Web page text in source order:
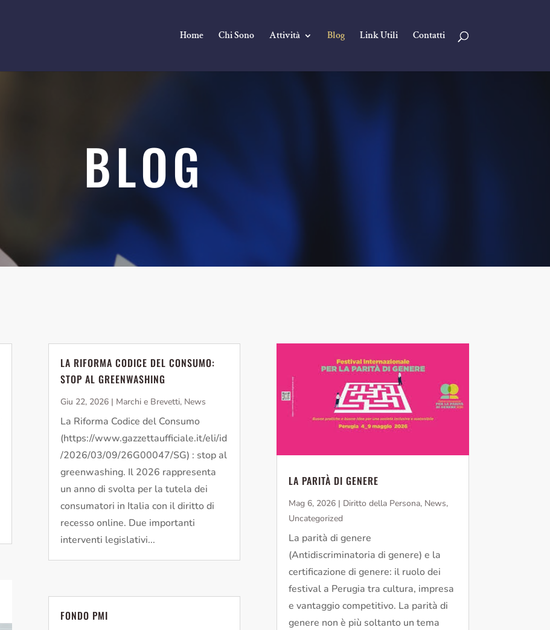
Home Chi Sono Attività Blog Link Utili Contatti
BLOG
LA RIFORMA CODICE DEL CONSUMO:
STOP AL GREENWASHING
Giu 22, 2026| Marchi e Brevetti, News
La Riforma Codice del Consumo
(https://www.gazzettaufficiale.it/eli/id
/2026/03/09/26G00047/SG) : stop al
greenwashing. Il 2026 rappresenta
un anno di svolta per la tutela dei
consumatori in Italia con il diritto di
recesso online. Due importanti
interventi legislativi...
FONDO PMI
LA PARITÀ DI GENERE
Mag 6, 2026| Diritto della Persona, News,
Uncategorized
La parità di genere
(Antidiscriminatoria di genere) e la
certificazione di genere: il ruolo dei
festival a Perugia tra cultura, impresa
e vantaggio competitivo. La parità di
genere non è più soltanto un tema